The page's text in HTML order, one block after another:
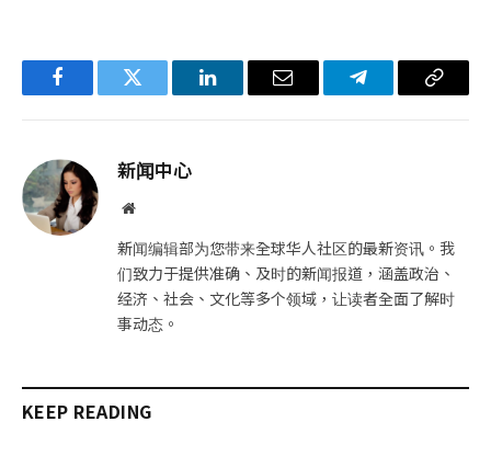
FacebookTwitter LinkedIn电
Telegram复
新闻中心
网
新闻编辑部为您带来全球华人社区的最新资讯。我
们致力于提供准确、及时的新闻报道，涵盖政治、
经济、社会、文化等多个领域，让读者全面了解时
事动态。
KEEP READING